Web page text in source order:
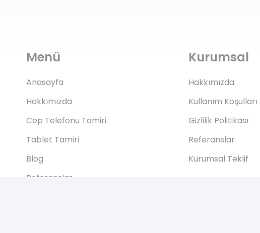
Menü
Anasayfa
Hakkımızda
Cep Telefonu Tamiri
Tablet Tamiri
Blog
Referanslar
Kurumsal
Hakkımızda
Kullanım Koşulları
Gizlilik Politikası
Referanslar
Kurumsal Teklif